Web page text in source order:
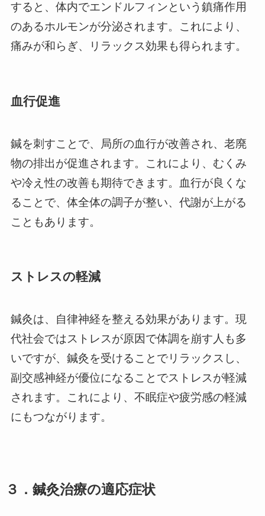
すると、体内でエンドルフィンという鎮痛作用
のあるホルモンが分泌されます。これにより、
痛みが和らぎ、リラックス効果も得られます。
血行促進
鍼を刺すことで、局所の血行が改善され、老廃
物の排出が促進されます。これにより、むくみ
や冷え性の改善も期待できます。血行が良くな
ることで、体全体の調子が整い、代謝が上がる
こともあります。
ストレスの軽減
鍼灸は、自律神経を整える効果があります。現
代社会ではストレスが原因で体調を崩す人も多
いですが、鍼灸を受けることでリラックスし、
副交感神経が優位になることでストレスが軽減
されます。これにより、不眠症や疲労感の軽減
にもつながります。
３．鍼灸治療の適応症状